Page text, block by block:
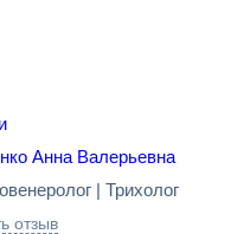
Анна Валерьевна
| Трихолог
отзыв